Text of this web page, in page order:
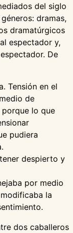
del siglo
dramas,
dramatúrgicos
espectador y,
De
Tensión en el
de
lo que
pudiera
despierto y
por medio
la
dos caballeros